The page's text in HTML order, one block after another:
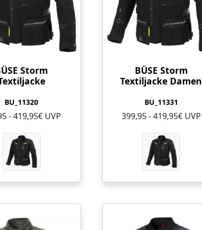
Storm
BU_11320
- 419,95€ UVP
BÜSE Storm
Textiljacke Damen
BU_11331
399,95 - 419,95€ UVP